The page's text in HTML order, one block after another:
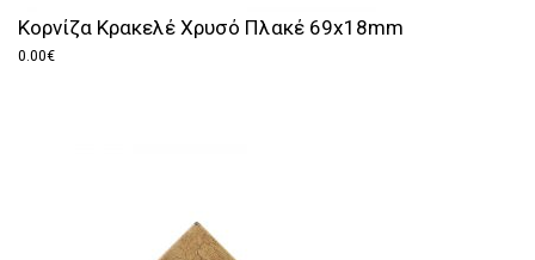
Κορνίζα Κρακελέ Χρυσό Πλακέ 69x18mm
0.00€